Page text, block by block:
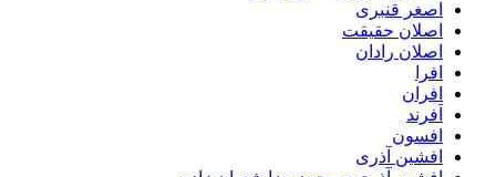
اصغر قنبری
اصلان حقیقت
اصلان رادان
افرا
افران
اَفرند
افسون
افشین آذری